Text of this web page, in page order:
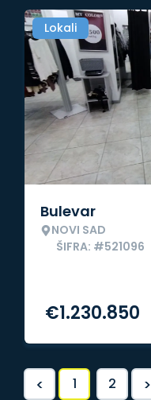
Lokali
Bulevar
NOVI SAD
ŠIFRA: #521096
€1.230.850
< 1 2 >